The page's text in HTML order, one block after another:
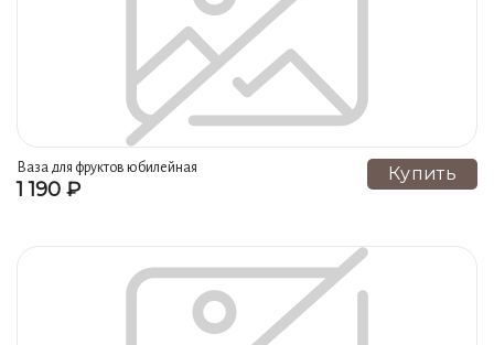
Ваза для фруктов юбилейная
отводка золотом
1 190 ₽
Купить